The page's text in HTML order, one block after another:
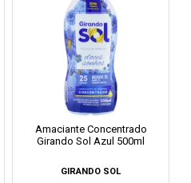
Amaciante Concentrado
Girando Sol Azul 500ml
GIRANDO SOL